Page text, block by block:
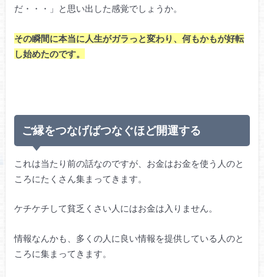
だ・・・」と思い出した感覚でしょうか。
その瞬間に本当に人生がガラっと変わり、何もかもが好転
し始めたのです。
ご縁をつなげばつなぐほど開運する
これは当たり前の話なのですが、お金はお金を使う人のと
ころにたくさん集まってきます。
ケチケチして貧乏くさい人にはお金は入りません。
情報なんかも、多くの人に良い情報を提供している人のと
ころに集まってきます。